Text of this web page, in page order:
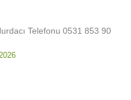
Telefonu 0531 853 90